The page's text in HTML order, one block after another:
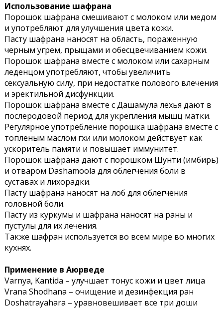
Использование шафрана
Порошок шафрана смешивают с молоком или медом
и употребляют для улучшения цвета кожи.
Пасту шафрана наносят на область, пораженную
черным угрем, прыщами и обесцвечиванием кожи.
Порошок шафрана вместе с молоком или сахарным
леденцом употребляют, чтобы увеличить
сексуальную силу, при недостатке полового влечения
и эректильной дисфункции.
Порошок шафрана вместе с Дашамула лехья дают в
послеродовой период для укрепления мышц матки.
Регулярное употребление порошка шафрана вместе с
топленым маслом гхи или молоком действует как
ускоритель памяти и повышает иммунитет.
Порошок шафрана дают с порошком Шунти (имбирь)
и отваром Dashamoola для облегчения боли в
суставах и лихорадки.
Пасту шафрана наносят на лоб для облегчения
головной боли.
Пасту из куркумы и шафрана наносят на раны и
пустулы для их лечения.
Также шафран используется во всем мире во многих
кухнях.
Применение в Аюрведе
Varnya, Kantida – улучшает тонус кожи и цвет лица
Vrana Shodhana – очищение и дезинфекция ран
Doshatrayahara – уравновешивает все три доши